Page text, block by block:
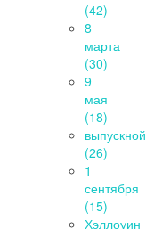
(42)
8
марта
(30)
9
мая
(18)
выпускной
(26)
1
сентября
(15)
Хэллоуин